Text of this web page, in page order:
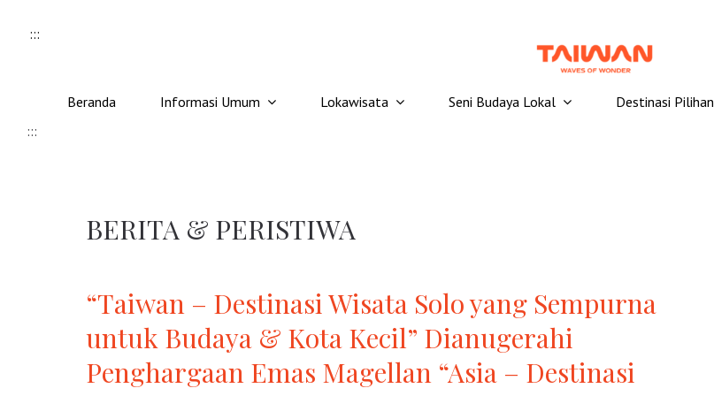
:::
Beranda Informasi Umum Lokawisata Seni Budaya Lokal Destinasi Pilihan
:::
BERITA & PERISTIWA
“Taiwan – Destinasi Wisata Solo yang Sempurna
untuk Budaya & Kota Kecil” Dianugerahi
Penghargaan Emas Magellan “Asia – Destinasi